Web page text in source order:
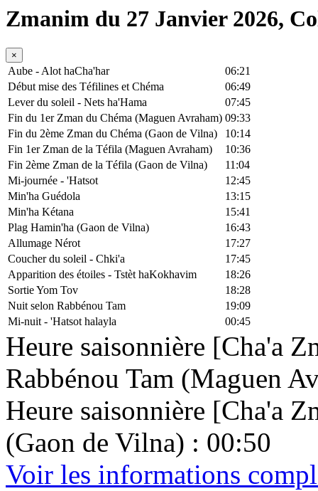
Zmanim du 27 Janvier 2026,
×
Aube - Alot haCha'har
06:21
Début mise des Téfilines et Chéma
06:49
Lever du soleil - Nets ha'Hama
07:45
Fin du 1er Zman du Chéma (Maguen Avraham) 09:33
Fin du 2ème Zman du Chéma (Gaon de Vilna)
10:14
Fin 1er Zman de la Téfila (Maguen Avraham)
10:36
Fin 2ème Zman de la Téfila (Gaon de Vilna)
11:04
Mi-journée - 'Hatsot
12:45
Min'ha Guédola
13:15
Min'ha Kétana
15:41
Plag Hamin'ha (Gaon de Vilna)
16:43
Allumage Nérot
17:27
Coucher du soleil - Chki'a
17:45
Apparition des étoiles - Tstèt haKokhavim
18:26
Sortie Yom Tov
18:28
Nuit selon Rabbénou Tam
19:09
Mi-nuit - 'Hatsot halayla
00:45
Heure saisonnière [Cha'a
Rabbénou Tam (Maguen
Heure saisonnière [Cha'a
(Gaon de Vilna) : 00:50
Voir les informations